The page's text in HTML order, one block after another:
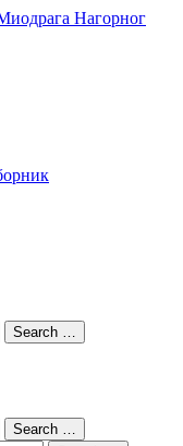
Нагорног
Search …
Search …